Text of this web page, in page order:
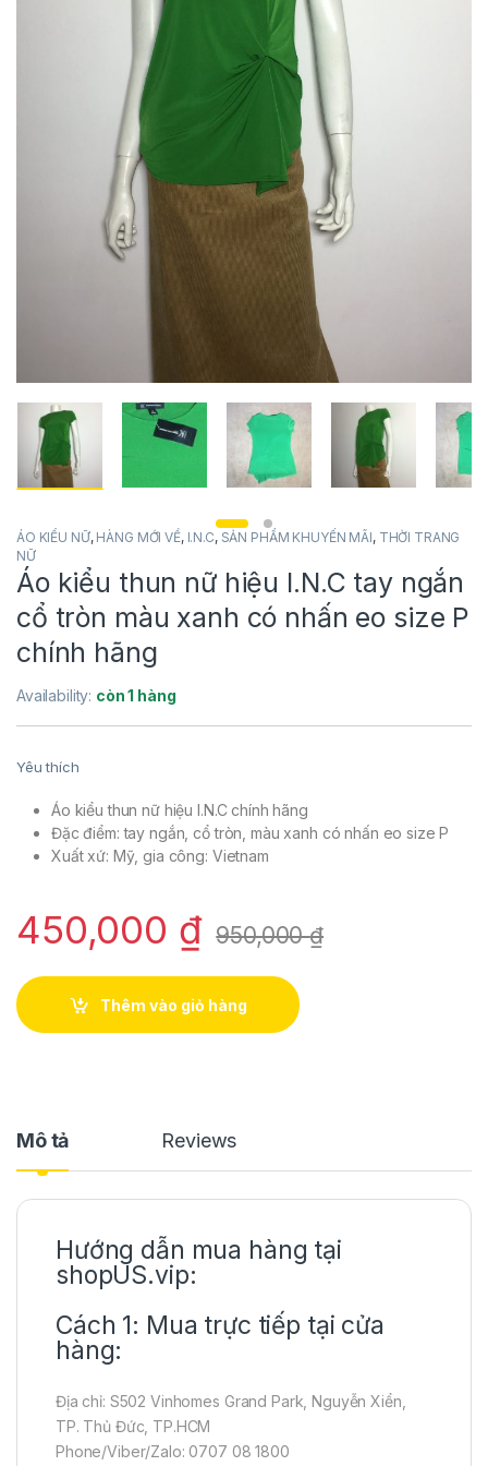
ÁO KIỂU NỮ, HÀNG MỚI VỀ, I.N.C, SẢN PHẨM KHUYẾN MÃI, THỜI TRANG
NỮ
Áo kiểu thun nữ hiệu I.N.C tay ngắn
cổ tròn màu xanh có nhấn eo size P
chính hãng
Availability: còn 1 hàng
Yêu thích
Áo kiểu thun nữ hiệu I.N.C chính hãng
Đặc điểm: tay ngắn, cổ tròn, màu xanh có nhấn eo size P
Xuất xứ: Mỹ, gia công: Vietnam
450,000 ₫ 950,000₫
Thêm vào giỏ hàng
Mô tả Reviews
Hướng dẫn mua hàng tại
shopUS.vip:
Cách 1: Mua trực tiếp tại cửa
hàng:
Địa chỉ: S502 Vinhomes Grand Park, Nguyễn Xiển,
TP. Thủ Đức, TP.HCM
Phone/Viber/Zalo: 0707 08 1800